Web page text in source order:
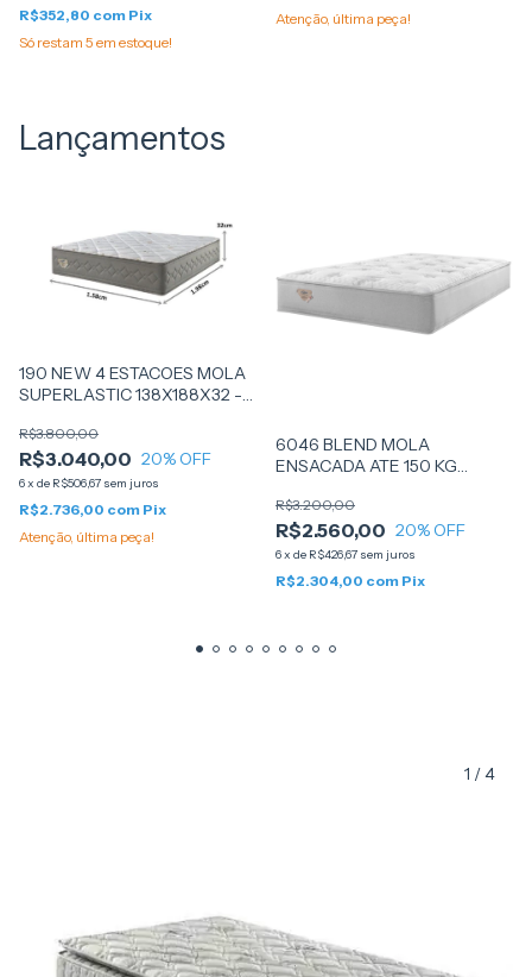
R$352,80 com Pix
Só restam 5 em estoque!
Atenção, última peça!
Lançamentos
190 NEW 4 ESTACOES MOLA
SUPERLASTIC 138X188X32 -
R$3.040,00
R$3.800,00
20% OFF
6x de R$506,67 sem juros
R$2.736,00 com Pix
Atenção, última peça!
6046 BLEND MOLA
ENSACADA ATE 150 KG
R$2.560,00
R$3.200,00
20% OFF
6x de R$426,67 sem juros
R$2.304,00 com Pix
1 /4